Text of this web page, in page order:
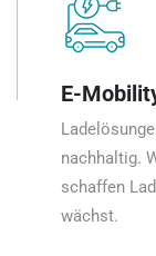
E-
nachhaltig.
schaffen
wächst.